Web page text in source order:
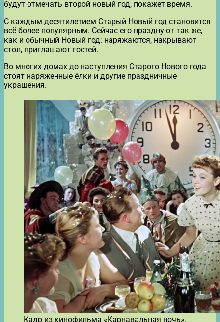
будут отмечать второй новый год, покажет время.
С каждым десятилетием Старый Новый год становится
всё более популярным. Сейчас его празднуют так же,
как и обычный Новый год: наряжаются, накрывают
стол, приглашают гостей.
Во многих домах до наступления Старого Нового года
стоят наряженные ёлки и другие праздничные
украшения.
Кадр из кинофильма «Карнавальная ночь».